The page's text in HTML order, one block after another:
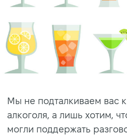
Мы не подталкиваем вас
алкоголя, а лишь хотим,
могли поддержать